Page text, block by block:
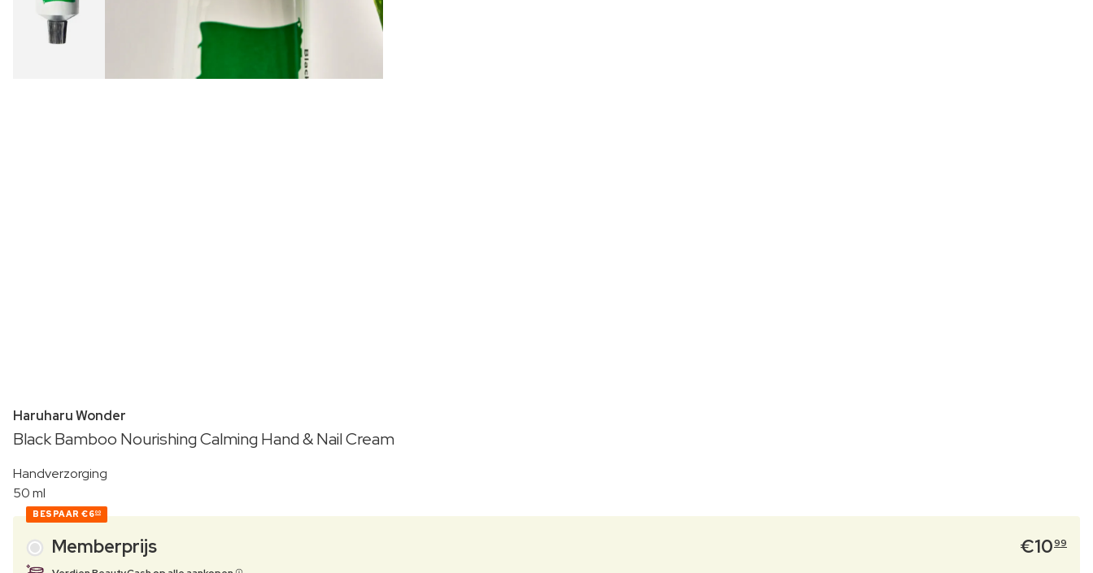
Haruharu Wonder
Black Bamboo Nourishing Calming Hand & Nail Cream
Handverzorging
50 ml
BESPAAR €600
Memberprijs €1099